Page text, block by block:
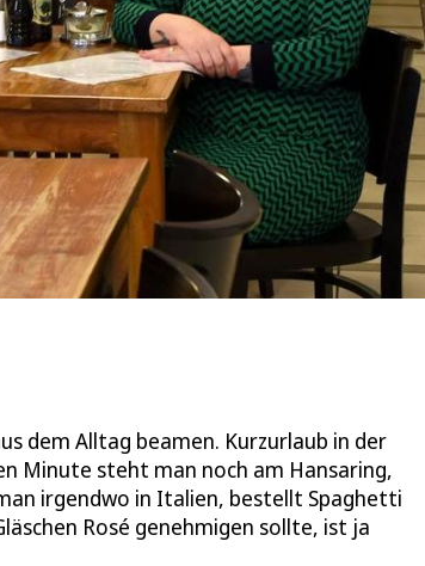
dem Alltag beamen. Kurzurlaub in der
Minute steht man noch am Hansaring,
irgendwo in Italien, bestellt Spaghetti
Rosé genehmigen sollte, ist ja